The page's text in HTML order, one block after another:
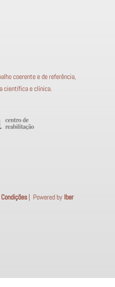
coerente e de referência,
científica e clínica.
| Powered by Iber